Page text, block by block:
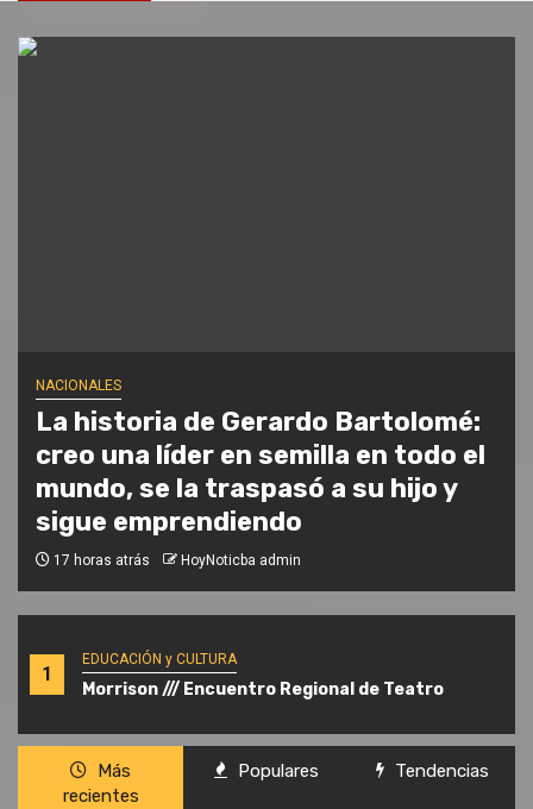
1
EDUCACIÓN y CULTURA
Morrison /// Encuentro Regional de Teatro
NACIONALES
La historia de Gerardo Bartolomé:
creo una líder en semilla en todo el
mundo, se la traspasó a su hijo y
sigue emprendiendo
17 horas atrás HoyNoticba admin
Más
recientes
Populares Tendencias